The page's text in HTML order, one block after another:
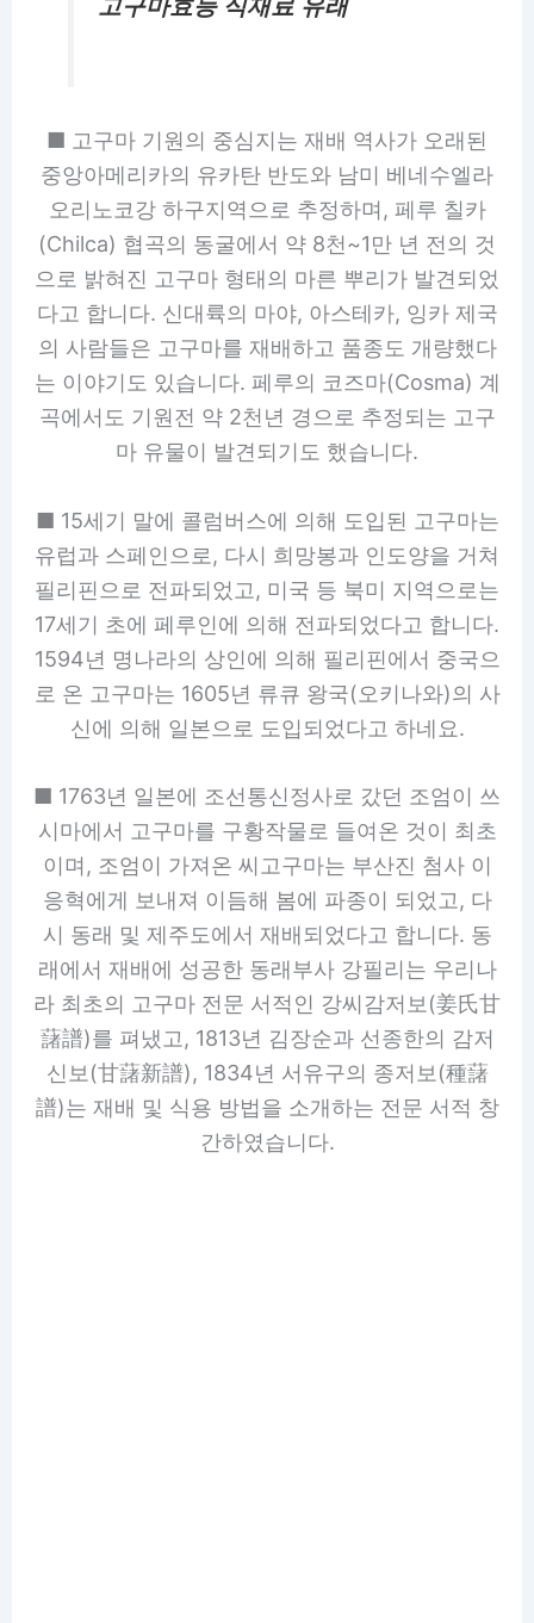
고구마효능 식재료 유래
■ 고구마 기원의 중심지는 재배 역사가 오래된
중앙아메리카의 유카탄 반도와 남미 베네수엘라
오리노코강 하구지역으로 추정하며, 페루 칠카
(Chilca) 협곡의 동굴에서 약 8천~1만 년 전의 것
으로 밝혀진 고구마 형태의 마른 뿌리가 발견되었
다고 합니다. 신대륙의 마야, 아스테카, 잉카 제국
의 사람들은 고구마를 재배하고 품종도 개량했다
는 이야기도 있습니다. 페루의 코즈마(Cosma) 계
곡에서도 기원전 약 2천년 경으로 추정되는 고구
마 유물이 발견되기도 했습니다.
■ 15세기 말에 콜럼버스에 의해 도입된 고구마는
유럽과 스페인으로, 다시 희망봉과 인도양을 거쳐
필리핀으로 전파되었고, 미국 등 북미 지역으로는
17세기 초에 페루인에 의해 전파되었다고 합니다.
1594년 명나라의 상인에 의해 필리핀에서 중국으
로 온 고구마는 1605년 류큐 왕국(오키나와)의 사
신에 의해 일본으로 도입되었다고 하네요.
■ 1763년 일본에 조선통신정사로 갔던 조엄이 쓰
시마에서 고구마를 구황작물로 들여온 것이 최초
이며, 조엄이 가져온 씨고구마는 부산진 첨사 이
응혁에게 보내져 이듬해 봄에 파종이 되었고, 다
시 동래 및 제주도에서 재배되었다고 합니다. 동
래에서 재배에 성공한 동래부사 강필리는 우리나
라 최초의 고구마 전문 서적인 강씨감저보(姜氏甘
藷譜)를 펴냈고, 1813년 김장순과 선종한의 감저
신보(甘藷新譜), 1834년 서유구의 종저보(種藷
譜)는 재배 및 식용 방법을 소개하는 전문 서적 창
간하였습니다.